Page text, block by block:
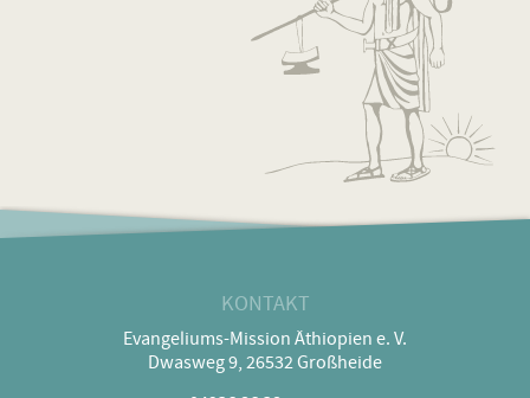
KONTAKT
Evangeliums-Mission Äthiopien e. V.
Dwasweg 9, 26532 Großheide